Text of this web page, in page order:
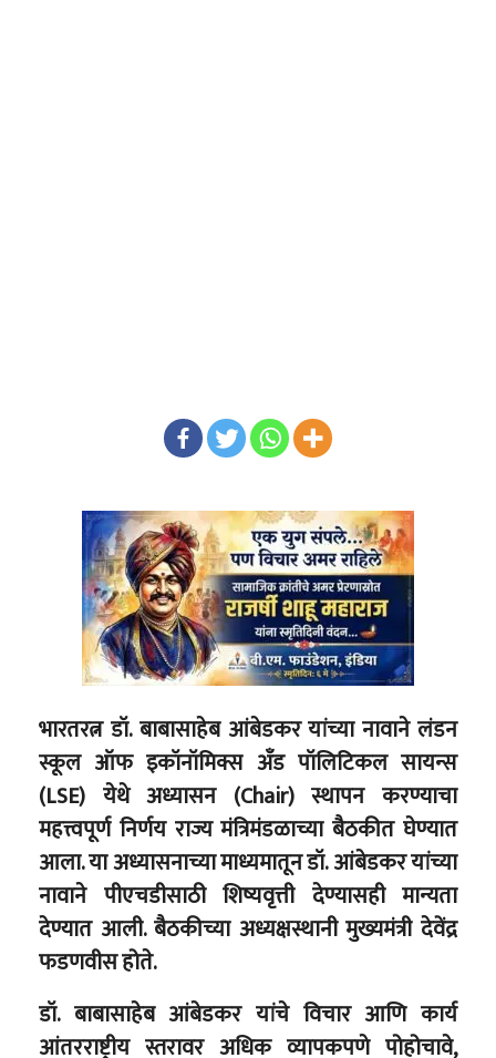
भारतरत्न डॉ. बाबासाहेब आंबेडकर यांच्या नावाने लंडन
स्कूल ऑफ इकॉनॉमिक्स अँड पॉलिटिकल सायन्स
(LSE) येथे अध्यासन (Chair) स्थापन करण्याचा
महत्त्वपूर्ण निर्णय राज्य मंत्रिमंडळाच्या बैठकीत घेण्यात
आला. या अध्यासनाच्या माध्यमातून डॉ. आंबेडकर यांच्या
नावाने पीएचडीसाठी शिष्यवृत्ती देण्यासही मान्यता
देण्यात आली. बैठकीच्या अध्यक्षस्थानी मुख्यमंत्री देवेंद्र
फडणवीस होते.
डॉ. बाबासाहेब आंबेडकर यांचे विचार आणि कार्य
आंतरराष्ट्रीय स्तरावर अधिक व्यापकपणे पोहोचावे,